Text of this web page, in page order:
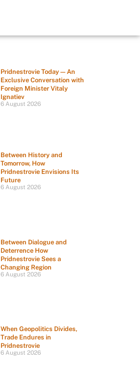
Pridnestrovie Today — An
Exclusive Conversation with
Foreign Minister Vitaly
Ignatiev
6 August 2026
Between History and
Tomorrow, How
Pridnestrovie Envisions Its
Future
6 August 2026
Between Dialogue and
Deterrence How
Pridnestrovie Sees a
Changing Region
6 August 2026
When Geopolitics Divides,
Trade Endures in
Pridnestrovie
6 August 2026